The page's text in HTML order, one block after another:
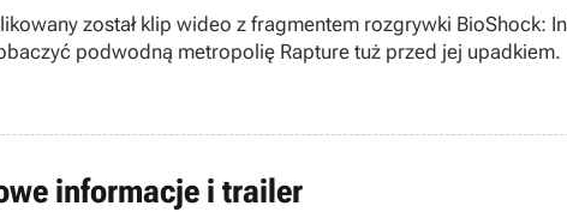
został klip wideo z fragmentem rozgrywki BioShock:
podwodną metropolię Rapture tuż przed jej upadkiem.
informacje i trailer